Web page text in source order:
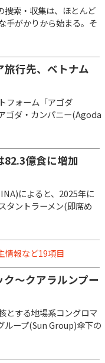
索・収集は、ほとんど
手がかりから始まる。そ
行先、ベトナム
フォーム「アゴダ
ゴダ・カンパニー(Agoda
82.3億食に増加
によると、2025年に
タントラーメン(即席め
情報など19項目
～クアラルンプー
とする地場系コングロマ
ループ(Sun Group)傘下の